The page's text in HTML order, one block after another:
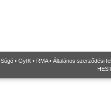
Súgó • GyIK • RMA• Általános szerződési